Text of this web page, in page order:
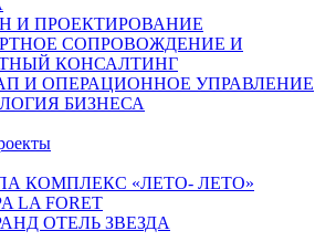
И ПРОЕКТИРОВАНИЕ
СОПРОВОЖДЕНИЕ И
КОНСАЛТИНГ
И ОПЕРАЦИОННОЕ УПРАВЛЕНИЕ
БИЗНЕСА
КОМПЛЕКС «ЛЕТО- ЛЕТО»
LA FORET
ОТЕЛЬ ЗВЕЗДА